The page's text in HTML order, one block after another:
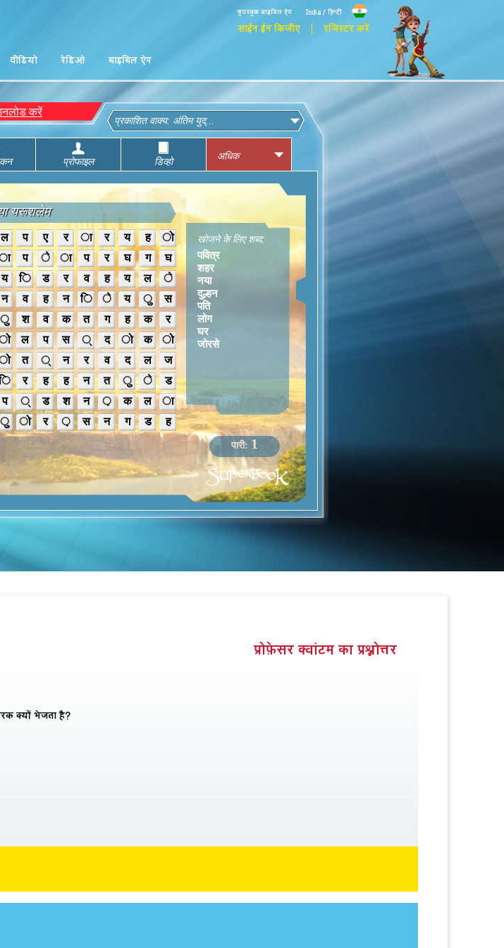
India / हिन्दी
सुपरबुक बाइबिल ऐप
साईन ईन किजीए रजिस्टर करें
वीडियो रेडिओ बाइबिल ऐप
प्रोफ़ेसर क्वांटम का प्रश्नोत्तर
क्यों भेजता है?